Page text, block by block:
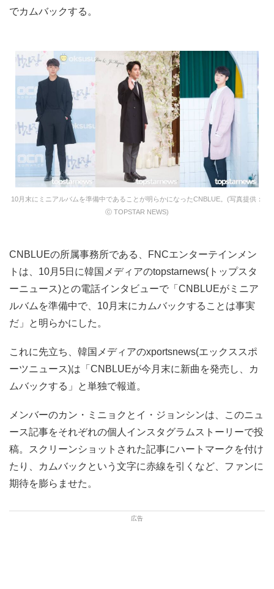
でカムバックする。
10月末にミニアルバムを準備中であることが明らかになったCNBLUE。(写真提供：
ⓒ TOPSTAR NEWS)
CNBLUEの所属事務所である、FNCエンターテインメン
トは、10月5日に韓国メディアのtopstarnews(トップスタ
ーニュース)との電話インタビューで「CNBLUEがミニア
ルバムを準備中で、10月末にカムバックすることは事実
だ」と明らかにした。
これに先立ち、韓国メディアのxportsnews(エックススポ
ーツニュース)は「CNBLUEが今月末に新曲を発売し、カ
ムバックする」と単独で報道。
メンバーのカン・ミニョクとイ・ジョンシンは、このニュ
ース記事をそれぞれの個人インスタグラムストーリーで投
稿。スクリーンショットされた記事にハートマークを付け
たり、カムバックという文字に赤線を引くなど、ファンに
期待を膨らませた。